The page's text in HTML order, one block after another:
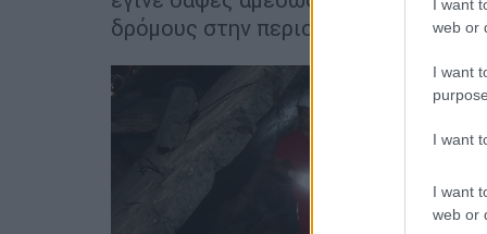
I want
web or
I want
I want
I want
web or
δρόμους στην περιοχή.